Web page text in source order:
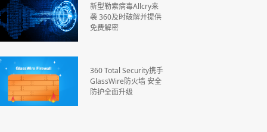
新型勒索病毒Allcry来
袭 360及时破解并提供
免费解密
360 Total Security携手
GlassWire防火墙 安全
防护全面升级